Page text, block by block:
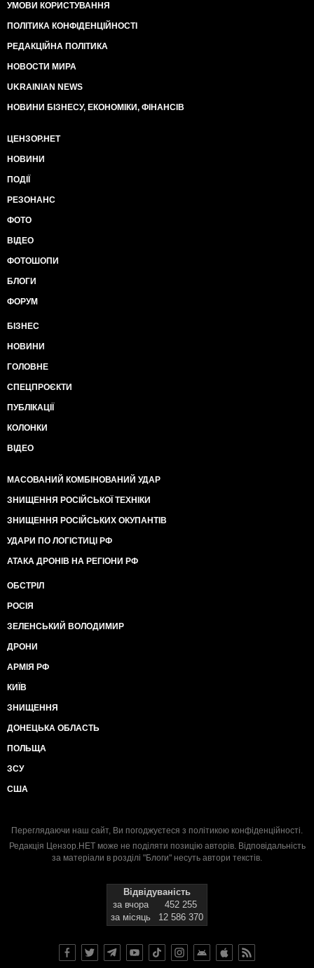
УМОВИ КОРИСТУВАННЯ
ПОЛІТИКА КОНФІДЕНЦІЙНОСТІ
РЕДАКЦІЙНА ПОЛІТИКА
НОВОСТИ МИРА
UKRAINIAN NEWS
НОВИНИ БІЗНЕСУ, ЕКОНОМІКИ, ФІНАНСІВ
ЦЕНЗОР.НЕТ
НОВИНИ
ПОДІЇ
РЕЗОНАНС
ФОТО
ВІДЕО
ФОТОШОПИ
БЛОГИ
ФОРУМ
БІЗНЕС
НОВИНИ
ГОЛОВНЕ
СПЕЦПРОЄКТИ
ПУБЛІКАЦІЇ
КОЛОНКИ
ВІДЕО
МАСОВАНИЙ КОМБІНОВАНИЙ УДАР
ЗНИЩЕННЯ РОСІЙСЬКОЇ ТЕХНІКИ
ЗНИЩЕННЯ РОСІЙСЬКИХ ОКУПАНТІВ
УДАРИ ПО ЛОГІСТИЦІ РФ
АТАКА ДРОНІВ НА РЕГІОНИ РФ
ОБСТРІЛ
РОСІЯ
ЗЕЛЕНСЬКИЙ ВОЛОДИМИР
ДРОНИ
АРМІЯ РФ
КИЇВ
ЗНИЩЕННЯ
ДОНЕЦЬКА ОБЛАСТЬ
ПОЛЬЩА
ЗСУ
США
Переглядаючи наш сайт, Ви погоджуєтеся з політикою конфіденційності.
Редакція Цензор.НЕТ може не поділяти позицію авторів. Відповідальність
за матеріали в розділі "Блоги" несуть автори текстів.
Відвідуваність
за вчора
452 255
за місяць
12 586 370